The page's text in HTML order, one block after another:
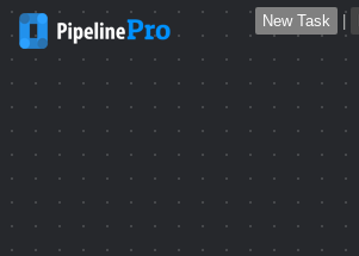
New Task